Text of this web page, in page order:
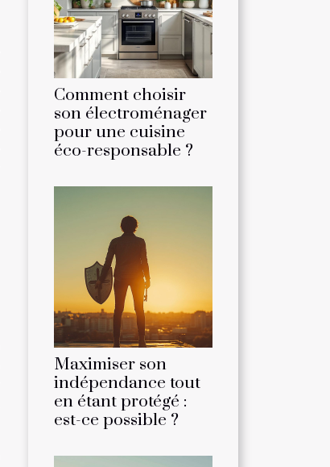
Comment choisir
son électroménager
pour une cuisine
éco-responsable ?
Maximiser son
indépendance tout
en étant protégé :
est-ce possible ?